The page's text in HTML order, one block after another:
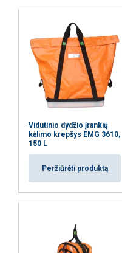
Vidutinio dydžio įrankių
kėlimo krepšys EMG 3610,
150 L
Peržiūrėti produktą
Ši svetainė
Naudojame
suasmeninti
srautą. Taip pat
jūsų naudojimąsi
ją sujungti su
pateikėte arba
politika
Būtinieji